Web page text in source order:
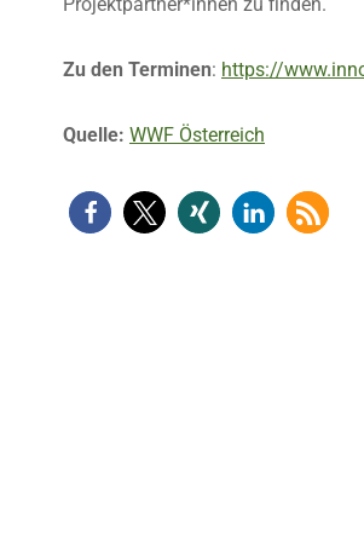
Zu den Terminen: https://
Quelle: WWF Österreich